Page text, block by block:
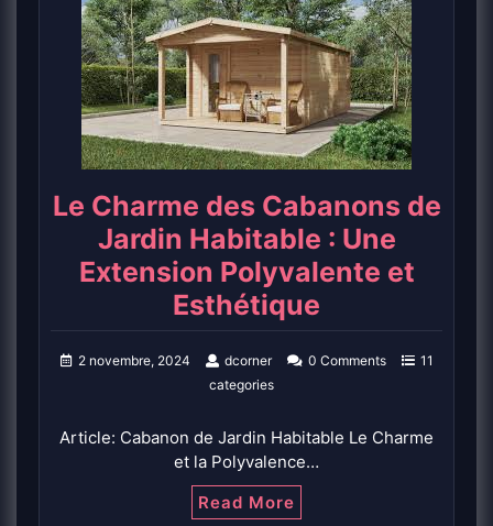
Le Charme des Cabanons de
Jardin Habitable : Une
Extension Polyvalente et
Esthétique
2 novembre, 2024 dcorner 0 Comments
11
categories
Article: Cabanon de Jardin Habitable Le Charme
et la Polyvalence…
Read More